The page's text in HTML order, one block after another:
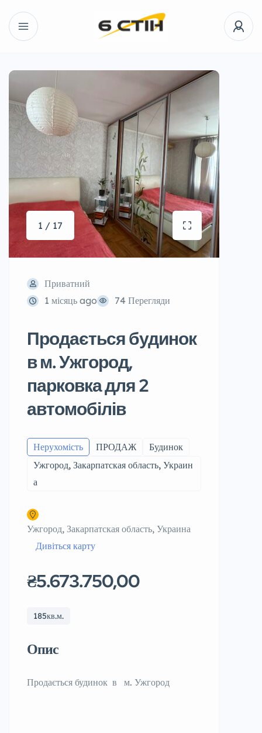
1 / 17
Приватний
1 місяць ago
74 Перегляди
Продається будинок
в м. Ужгород,
парковка для 2
автомобілів
Нерухомість ПРОДАЖ
Будинок
Ужгород, Закарпатская область, Украин
а
Ужгород, Закарпатская область, Украина
Дивіться карту
₴5.673.750,00
185кв.м.
Опис
Продається будинок в м. Ужгород